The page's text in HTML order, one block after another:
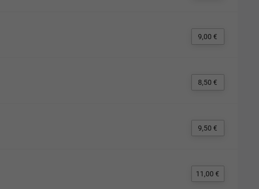
9,00 €
8,50 €
9,50 €
11,00 €